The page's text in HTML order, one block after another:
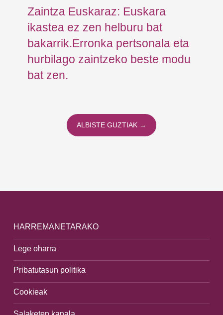
Zaintza Euskaraz: Euskara
ikastea ez zen helburu bat
bakarrik.Erronka pertsonala eta
hurbilago zaintzeko beste modu
bat zen.
ALBISTE GUZTIAK →
HARREMANETARAKO
Lege oharra
Pribatutasun politika
Cookieak